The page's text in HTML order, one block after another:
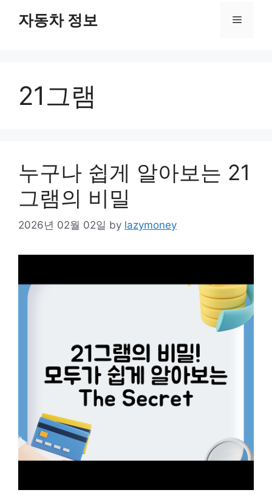
content자동차 정보 Menu
21그램
누구나 쉽게 알아보는 21
그램의 비밀
2026년 02월 02일 by lazymoney